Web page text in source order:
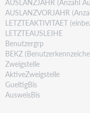
AUSLANZJAHR (Anzahl
AUSLANZVORJAHR
LETZTEAKTIVITAET
LETZTEAUSLEIHE
Benutzergrp
BEKZ
Zweigstelle
AktiveZweigstelle
GueltigBis
AusweisBis